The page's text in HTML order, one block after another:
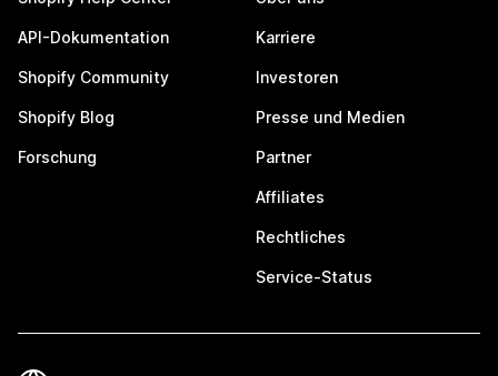
API-Dokumentation
Shopify Community
Shopify Blog
Forschung
Karriere
Investoren
Presse und Medien
Partner
Affiliates
Rechtliches
Service-Status